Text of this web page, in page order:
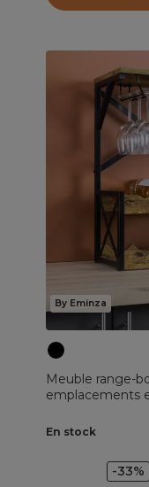
By Eminza
Meuble range-
emplacements
En stock
-33%